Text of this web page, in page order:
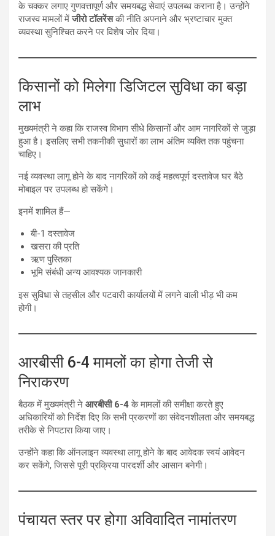
के चक्कर लगाए गुणवत्तापूर्ण और समयबद्ध सेवाएं उपलब्ध कराना है। उन्होंने
राजस्व मामलों मेंजीरो टॉलरेंसकी नीति अपनाने और भ्रष्टाचार मुक्त
व्यवस्था सुनिश्चित करने पर विशेष जोर दिया।
किसानों को मिलेगा डिजिटल सुविधा का बड़ा
लाभ
मुख्यमंत्री ने कहा कि राजस्व विभाग सीधे किसानों और आम नागरिकों से जुड़ा
हुआ है। इसलिए सभी तकनीकी सुधारों का लाभ अंतिम व्यक्ति तक पहुंचना
चाहिए।
नई व्यवस्था लागू होने के बाद नागरिकों को कई महत्वपूर्ण दस्तावेज घर बैठे
मोबाइल पर उपलब्ध हो सकेंगे।
इनमें शामिल हैं—
बी-1 दस्तावेज
खसरा की प्रति
ऋण पुस्तिका
भूमि संबंधी अन्य आवश्यक जानकारी
इस सुविधा से तहसील और पटवारी कार्यालयों में लगने वाली भीड़ भी कम
होगी।
आरबीसी 6-4 मामलों का होगा तेजी से
निराकरण
बैठक में मुख्यमंत्री ने आरबीसी 6-4के मामलों की समीक्षा करते हुए
अधिकारियों को निर्देश दिए कि सभी प्रकरणों का संवेदनशीलता और समयबद्ध
तरीके से निपटारा किया जाए।
उन्होंने कहा कि ऑनलाइन व्यवस्था लागू होने के बाद आवेदक स्वयं आवेदन
कर सकेंगे, जिससे पूरी प्रक्रिया पारदर्शी और आसान बनेगी।
पंचायत स्तर पर होगा अविवादित नामांतरण